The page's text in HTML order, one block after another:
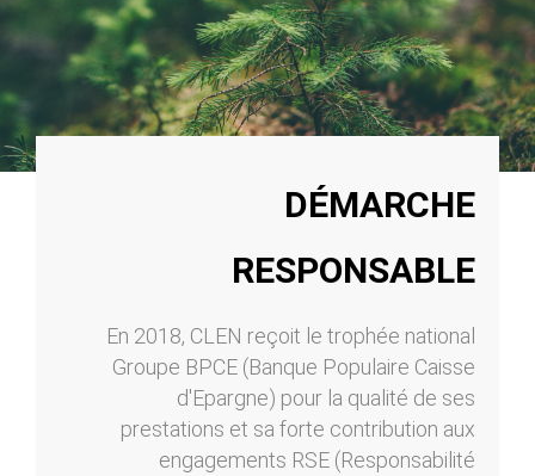
DÉMARCHE
RESPONSABLE
En 2018, CLEN reçoit le trophée national
Groupe BPCE (Banque Populaire Caisse
d'Epargne) pour la qualité de ses
prestations et sa forte contribution aux
engagements RSE (Responsabilité